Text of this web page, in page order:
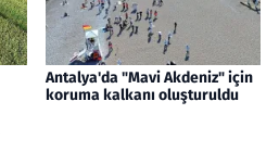
Antalya'da "Mavi Akdeniz" için
koruma kalkanı oluşturuldu